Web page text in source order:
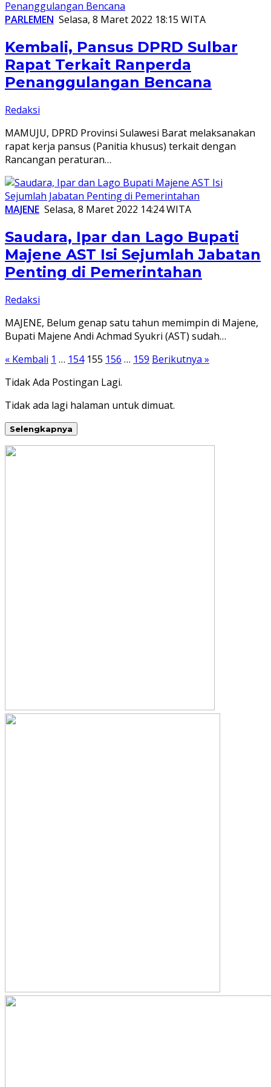
PARLEMEN Selasa, 8 Maret 2022 18:15 WITA
Kembali, Pansus DPRD Sulbar
Rapat Terkait Ranperda
Penanggulangan Bencana
Redaksi
MAMUJU, DPRD Provinsi Sulawesi Barat melaksanakan
rapat kerja pansus (Panitia khusus) terkait dengan
Rancangan peraturan…
MAJENE Selasa, 8 Maret 2022 14:24 WITA
Saudara, Ipar dan Lago Bupati
Majene AST Isi Sejumlah Jabatan
Penting di Pemerintahan
Redaksi
MAJENE, Belum genap satu tahun memimpin di Majene,
Bupati Majene Andi Achmad Syukri (AST) sudah…
Paginasi
pos
« Kembali 1 … 154 155 156 … 159 Berikutnya »
Tidak Ada Postingan Lagi.
Tidak ada lagi halaman untuk dimuat.
Selengkapnya